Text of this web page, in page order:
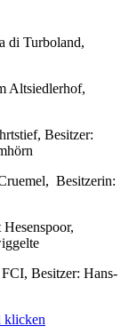
di Turboland,
Altsiedlerhof,
Besitzer:
Besitzerin:
Besitzer: Hans-
klicken